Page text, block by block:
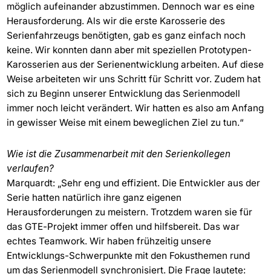
möglich aufeinander abzustimmen. Dennoch war es eine
Herausforderung. Als wir die erste Karosserie des
Serienfahrzeugs benötigten, gab es ganz einfach noch
keine. Wir konnten dann aber mit speziellen Prototypen-
Karosserien aus der Serienentwicklung arbeiten. Auf diese
Weise arbeiteten wir uns Schritt für Schritt vor. Zudem hat
sich zu Beginn unserer Entwicklung das Serienmodell
immer noch leicht verändert. Wir hatten es also am Anfang
in gewisser Weise mit einem beweglichen Ziel zu tun.“
Wie ist die Zusammenarbeit mit den Serienkollegen
verlaufen?
Marquardt: „Sehr eng und effizient. Die Entwickler aus der
Serie hatten natürlich ihre ganz eigenen
Herausforderungen zu meistern. Trotzdem waren sie für
das GTE-Projekt immer offen und hilfsbereit. Das war
echtes Teamwork. Wir haben frühzeitig unsere
Entwicklungs-Schwerpunkte mit den Fokusthemen rund
um das Serienmodell synchronisiert. Die Frage lautete: